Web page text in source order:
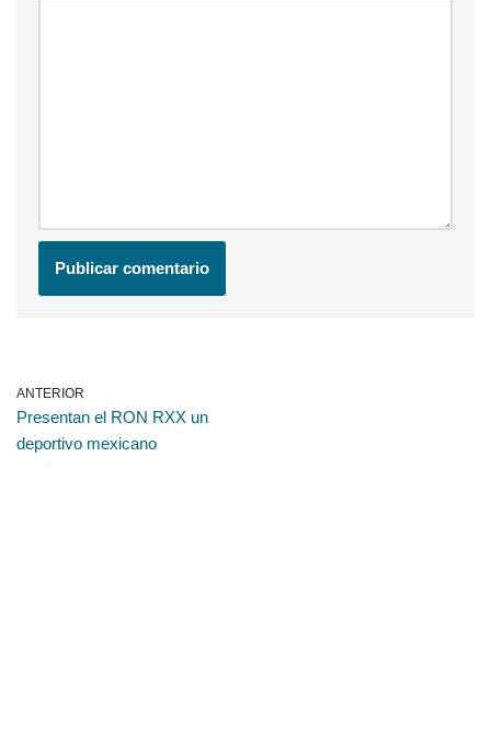
ANTERIOR
Presentan el RON RXX un
deportivo mexicano